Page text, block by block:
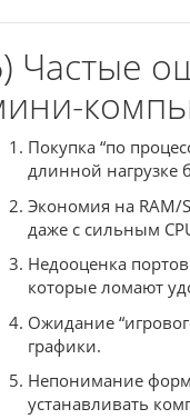
Частые
Покупка “по
длинной нагрузке
Экономия на RAM/
даже с сильным
Недооценка
которые ломают
Ожидание
графики.
Непонимание
устанавливать